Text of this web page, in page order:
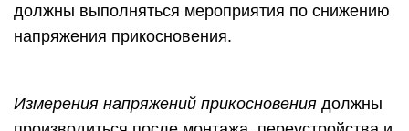
должны выполняться мероприятия по снижению
напряжения прикосновения.
Измерения напряжений прикосновения должны